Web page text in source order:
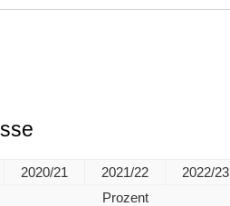
2020/21 2021/22 2022/23
Prozent